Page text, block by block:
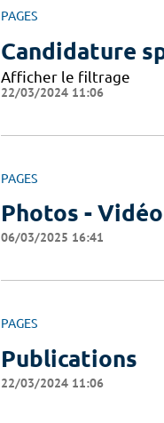
PAGES
Candidature
Afficher le filtrage
22/03/2024 11:06
PAGES
Photos -
06/03/2025 16:41
PAGES
Publications
22/03/2024 11:06